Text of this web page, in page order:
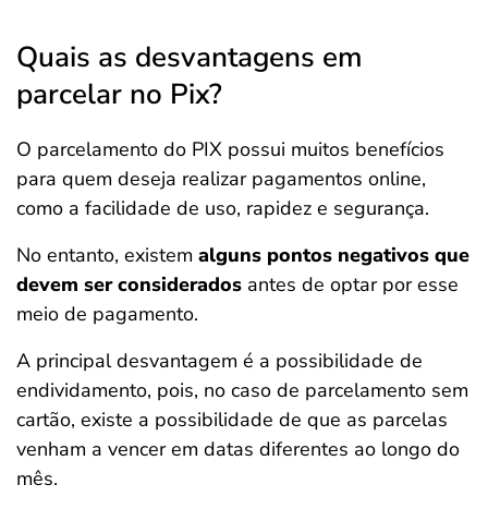
Quais as desvantagens em
parcelar no Pix?
O parcelamento do PIX possui muitos benefícios
para quem deseja realizar pagamentos online,
como a facilidade de uso, rapidez e segurança.
No entanto, existem alguns pontos negativos que
devem ser considerados antes de optar por esse
meio de pagamento.
A principal desvantagem é a possibilidade de
endividamento, pois, no caso de parcelamento sem
cartão, existe a possibilidade de que as parcelas
venham a vencer em datas diferentes ao longo do
mês.